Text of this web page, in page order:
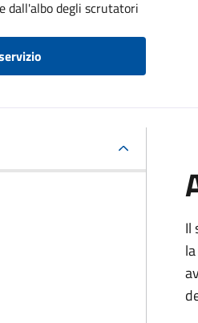
dall'albo degli scrutatori
Il